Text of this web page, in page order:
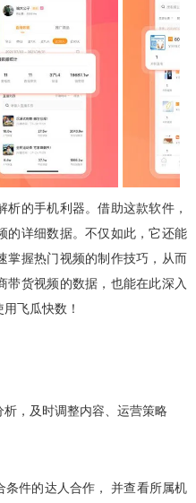
的手机利器。借助这款软件，
的详细数据。不仅如此，它还能
掌握热门视频的制作技巧，从而
带货视频的数据，也能在此深入
飞瓜快数！
，及时调整内容、运营策略
件的达人合作， 并查看所属机